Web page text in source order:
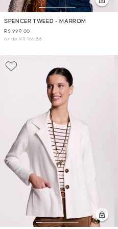
SPENCER TWEED - MARROM
R$ 998,00
6x de R$ 166,33